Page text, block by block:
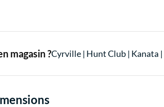
magasin ?Cyrville | Hunt Club | Kanata |